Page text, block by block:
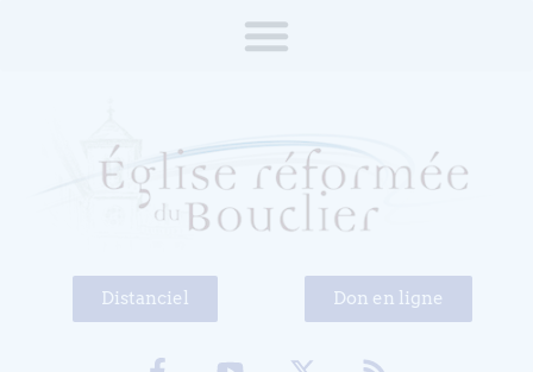
Distanciel Don en ligne